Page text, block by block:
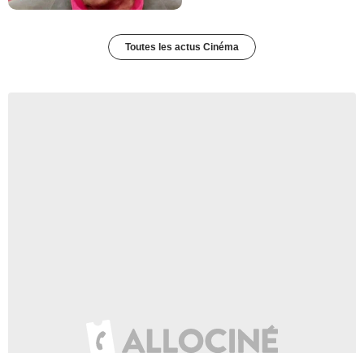
Toutes les actus Cinéma